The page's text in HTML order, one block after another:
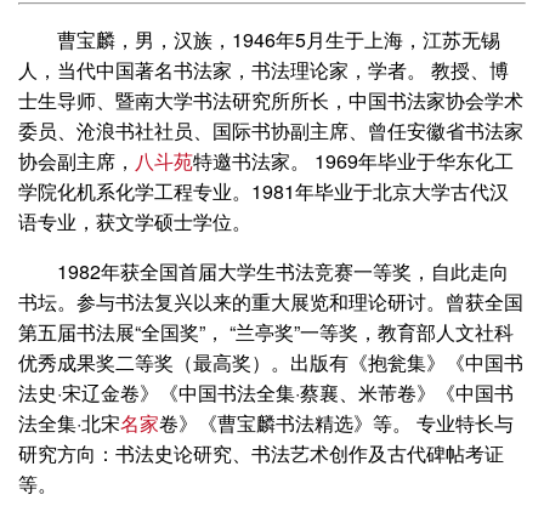
曹宝麟，男，汉族，1946年5月生于上海，江苏无锡
人，当代中国著名书法家，书法理论家，学者。 教授、博
士生导师、暨南大学书法研究所所长，中国书法家协会学术
委员、沧浪书社社员、国际书协副主席、曾任安徽省书法家
协会副主席， 八斗苑特邀书法家。 1969年毕业于华东化工
学院化机系化学工程专业。1981年毕业于北京大学古代汉
语专业，获文学硕士学位。
1982年获全国首届大学生书法竞赛一等奖，自此走向
书坛。参与书法复兴以来的重大展览和理论研讨。曾获全国
第五届书法展“全国奖”， “兰亭奖”一等奖，教育部人文社科
优秀成果奖二等奖（最高奖）。出版有《抱瓮集》《中国书
法史·宋辽金卷》《中国书法全集·蔡襄、米芾卷》《中国书
法全集·北宋名家卷》《曹宝麟书法精选》等。 专业特长与
研究方向：书法史论研究、书法艺术创作及古代碑帖考证
等。